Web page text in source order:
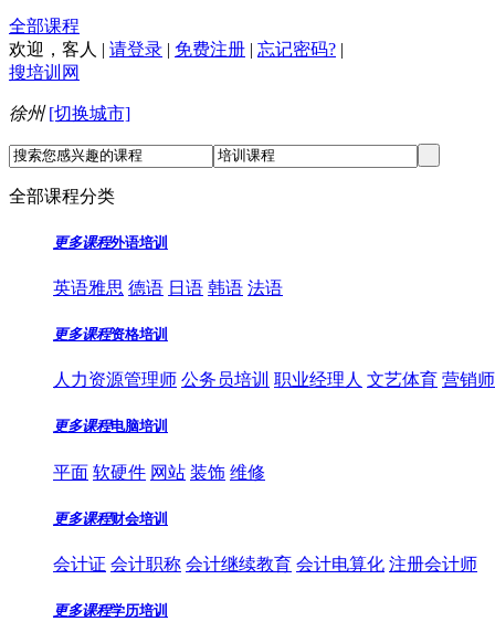
全部课程
欢迎， 客人 | 请登录 | 免费注册 | 忘记密码? |
搜培训网
徐州 [切换城市]
全部课程分类
更多课程外语培训
英语雅思 德语 日语 韩语 法语
更多课程资格培训
人力资源管理师 公务员培训 职业经理人 文艺体育 营销
更多课程电脑培训
平面 软硬件 网站 装饰 维修
更多课程财会培训
会计证 会计职称 会计继续教育 会计电算化 注册会计师
更多课程学历培训